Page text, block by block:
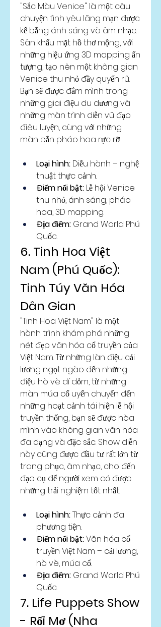
"Sắc Màu Venice" là một câu
chuyện tình yêu lãng mạn được
kể bằng ánh sáng và âm nhạc.
Sân khấu mặt hồ thơ mộng, với
những hiệu ứng 3D mapping ấn
tượng, tạo nên một không gian
Venice thu nhỏ đầy quyến rũ.
Bạn sẽ được đắm mình trong
những giai điệu du dương và
những màn trình diễn vũ đạo
điêu luyện, cùng với những
màn bắn pháo hoa rực rỡ.
Loại hình: Diễu hành – nghệ
thuật thực cảnh.
Điểm nổi bật: Lễ hội Venice
thu nhỏ, ánh sáng, pháo
hoa, 3D mapping.
Địa điểm: Grand World Phú
Quốc.
6. Tinh Hoa Việt
Nam (Phú Quốc):
Tinh Túy Văn Hóa
Dân Gian
"Tinh Hoa Việt Nam" là một
hành trình khám phá những
nét đẹp văn hóa cổ truyền của
Việt Nam. Từ những làn điệu cải
lương ngọt ngào đến những
điệu hò vè dí dỏm, từ những
màn múa cổ uyển chuyển đến
những hoạt cảnh tái hiện lễ hội
truyền thống, bạn sẽ được hòa
mình vào không gian văn hóa
đa dạng và đặc sắc. Show diễn
này cũng được đầu tư rất lớn từ
trang phục, âm nhạc, cho đến
đạo cụ để người xem có được
những trải nghiệm tốt nhất.
Loại hình: Thực cảnh đa
phương tiện.
Điểm nổi bật: Văn hóa cổ
truyền Việt Nam – cải lương,
hò vè, múa cổ.
Địa điểm: Grand World Phú
Quốc.
7. Life Puppets Show
- Rối Mơ (Nha